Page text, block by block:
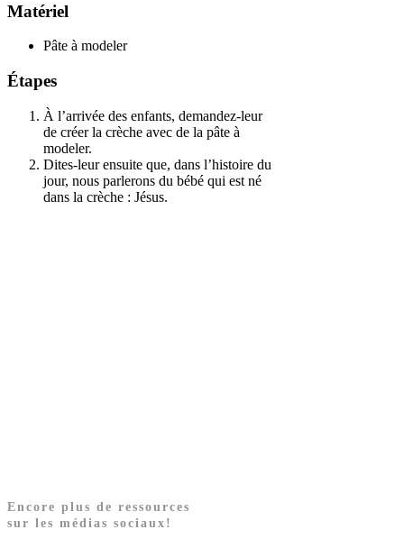
Matériel
Pâte à modeler
Étapes
À l’arrivée des enfants, demandez-leur
de créer la crèche avec de la pâte à
modeler.
Dites-leur ensuite que, dans l’histoire du
jour, nous parlerons du bébé qui est né
dans la crèche : Jésus.
Encore plus de ressources
sur les médias sociaux!